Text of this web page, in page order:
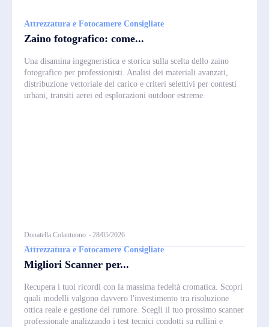
Attrezzatura e Fotocamere Consigliate
Zaino fotografico: come...
Una disamina ingegneristica e storica sulla scelta dello zaino
fotografico per professionisti. Analisi dei materiali avanzati,
distribuzione vettoriale del carico e criteri selettivi per contesti
urbani, transiti aerei ed esplorazioni outdoor estreme.
Donatella Colantuono -28/05/2026
Attrezzatura e Fotocamere Consigliate
Migliori Scanner per...
Recupera i tuoi ricordi con la massima fedeltà cromatica. Scopri
quali modelli valgono davvero l'investimento tra risoluzione
ottica reale e gestione del rumore. Scegli il tuo prossimo scanner
professionale analizzando i test tecnici condotti su rullini e